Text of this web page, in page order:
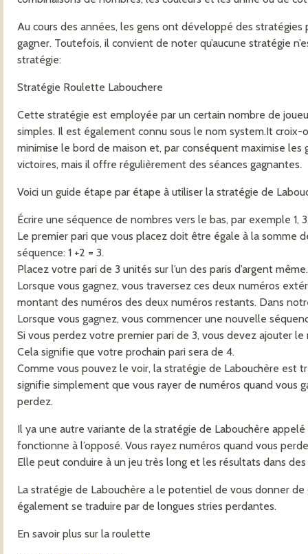
Au cours des années, les gens ont développé des
gagner. Toutefois, il convient de noter qu’aucune stratégie
stratégie:
Stratégie Roulette Labouchere
Cette stratégie est employée par un certain nombre de
simples. Il est également connu sous le nom system.It
minimise le bord de maison et, par conséquent maximise les
victoires, mais il offre régulièrement des séances gagnantes.
Voici un guide étape par étape à utiliser la stratégie de
Écrire une séquence de nombres vers le bas, par exemple 1,
Le premier pari que vous placez doit être égale à la somme
séquence: 1 +2 = 3.
Placez votre pari de 3 unités sur l’un des paris d’argent même.
Lorsque vous gagnez, vous traversez ces deux numéros
montant des numéros des deux numéros restants. Dans
Lorsque vous gagnez, vous commencer une nouvelle
Si vous perdez votre premier pari de 3, vous devez ajouter
Cela signifie que votre prochain pari sera de 4.
Comme vous pouvez le voir, la stratégie de Labouchère est
signifie simplement que vous rayer de numéros quand vous
perdez.
Il ya une autre variante de la stratégie de Labouchère
fonctionne à l’opposé. Vous rayez numéros quand vous
Elle peut conduire à un jeu très long et les résultats dans
La stratégie de Labouchère a le potentiel de vous donner
également se traduire par de longues stries perdantes.
En savoir plus sur la roulette